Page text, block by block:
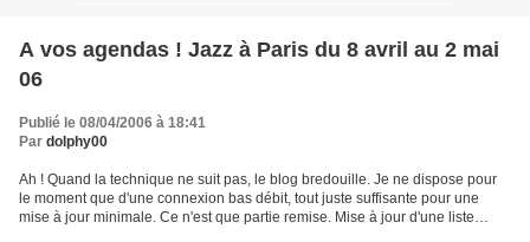
A vos agendas ! Jazz à Paris du 8 avril au 2 mai
06
Publié le 08/04/2006 à 18:41
Par dolphy00
Ah ! Quand la technique ne suit pas, le blog bredouille. Je ne dispose pour
le moment que d'une connexion bas débit, tout juste suffisante pour une
mise à jour minimale. Ce n'est que partie remise. Mise à jour d'une liste